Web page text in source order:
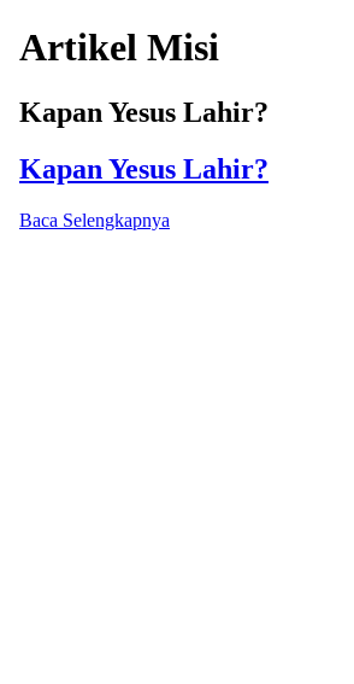
Artikel Misi
Kapan Yesus Lahir?
Kapan Yesus Lahir?
Baca Selengkapnya